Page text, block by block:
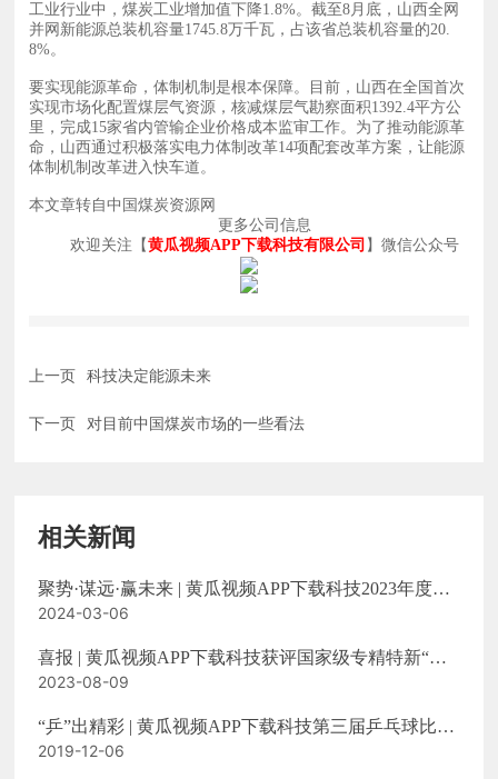
工业行业中，煤炭工业增加值下降1.8%。截至8月底，山西全网
并网新能源总装机容量1745.8万千瓦，占该省总装机容量的20.
8%。
要实现能源革命，体制机制是根本保障。目前，山西在全国首次
实现市场化配置煤层气资源，核减煤层气勘察面积1392.4平方公
里，完成15家省内管输企业价格成本监审工作。为了推动能源革
命，山西通过积极落实电力体制改革14项配套改革方案，让能源
体制机制改革进入快车道。
本文章转自中国煤炭资源网
更多公司信息
欢迎关注【黄瓜视频APP下载科技有限公司 】微信公众号
上一页 科技决定能源未来
下一页 对目前中国煤炭市场的一些看法
相关新闻
聚势·谋远·赢未来 | 黄瓜视频APP下载科技2023年度总
结暨2024年营销中心工作计划会议顺利召开
2024-03-06
喜报 | 黄瓜视频APP下载科技获评国家级专精特新“小
巨人”企业！
2023-08-09
“乒”出精彩 | 黄瓜视频APP下载科技第三届乒乓球比赛
圆满落幕
2019-12-06